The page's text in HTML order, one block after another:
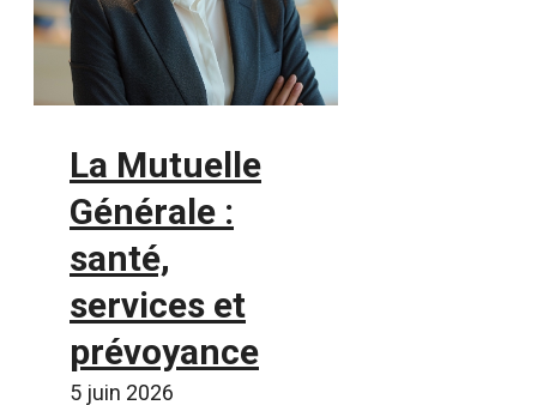
La Mutuelle
Générale :
santé,
services et
prévoyance
5 juin 2026